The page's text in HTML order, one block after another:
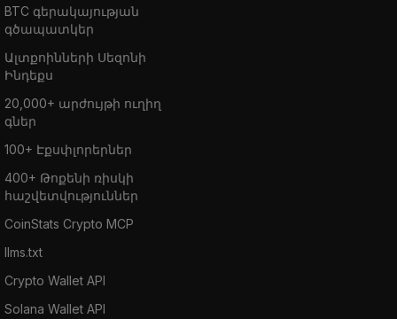
BTC գերակայության
գծապատկեր
Ալտքոինների Սեզոնի
Ինդեքս
20,000+ արժույթի ուղիղ
գներ
100+ Էքսփլորերներ
400+ Թոքենի ռիսկի
հաշվետվություններ
CoinStats Crypto MCP
llms.txt
Crypto Wallet API
Solana Wallet API